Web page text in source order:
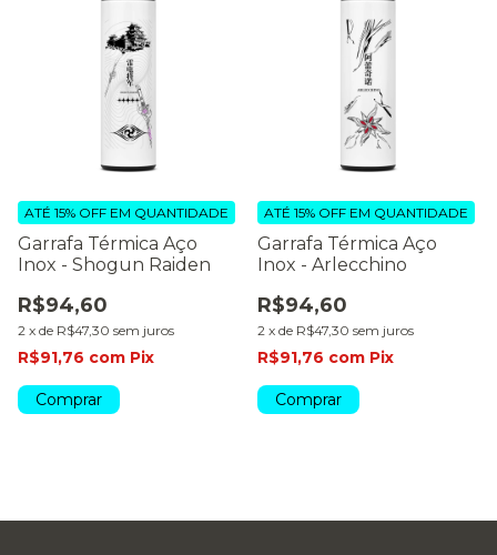
Garrafa Térmica Aço
Inox - Shogun Raiden
R$94,60
2 x de R$47,30 sem juros
ATÉ 15% OFF EM QUANTIDADE
R$91,76 com Pix
Comprar
Garrafa Térmica Aço
Inox - Arlecchino
R$94,60
2 x de R$47,30 sem juros
ATÉ 15% OFF EM QUANTIDADE
R$91,76 com Pix
Comprar